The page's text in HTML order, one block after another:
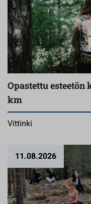
Opastettu esteetön
km
Vittinki
11.08.2026